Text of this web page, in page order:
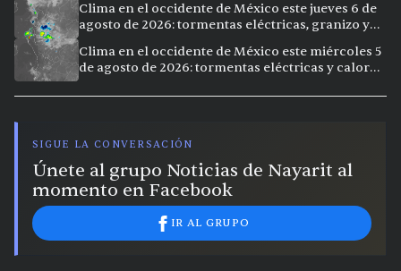
Clima en el occidente de México este jueves 6 de
agosto de 2026: tormentas eléctricas, granizo y
Clima en el occidente de México este miércoles 5
de agosto de 2026: tormentas eléctricas y calor
SIGUE LA CONVERSACIÓN
Únete al grupo Noticias de Nayarit al
momento en Facebook
IR AL GRUPO